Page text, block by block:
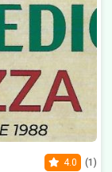
4.0 (1)